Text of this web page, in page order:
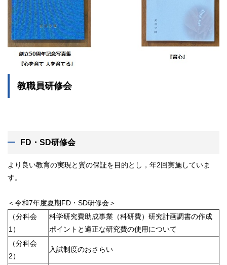
教職員研修会
FD・SD研修会
より良い教育の実現と質の保証を目的とし，年2回実施していま
す。
＜令和7年度夏期FD・SD研修会＞
（分科会
1）
科学研究費助成事業（科研費）研究計画調書の作成
ポイントと適正な研究費の使用について
（分科会
2）
入試制度のおさらい